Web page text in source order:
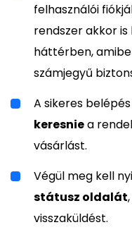
felhasználói
rendszer akkor
háttérben,
számjegyű
A sikeres
keresniea
vásárlást.
Végül meg kell
státusz oldalát
visszaküldést.